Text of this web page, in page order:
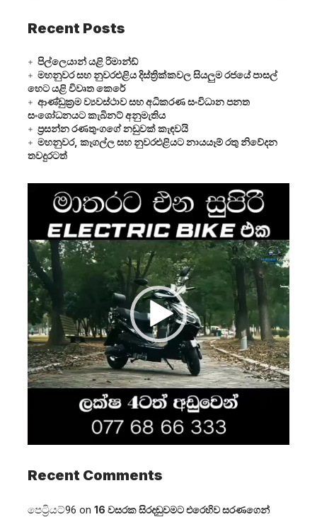
Recent Posts
පිල්ලෙයාන් යළි රිමාන්ඩ්
මහනුවර සහ නුවරඑළිය දිස්ත්‍රික්කවල සියලුම රජයේ පාසල්
හෙට යළි විවෘත කෙරේ
ආණ්ඩුක්‍රම ව්‍යවස්ථාව සහ අධිකරණ සංවිධාන පනත
සංශෝධනයට කැබිනට් අනුමැතිය
ප්‍රසන්න රණතුංගගේ නඩුවක් කැඳවයි
මහනුවර, කෑගල්ල සහ නුවරඑළියට නායයෑම් රතු නිවේදන
තවදුරටත්
Player
Recent Comments
පෙට්‍රියට්96 on 16 වසරක සිරදඬුවමට එරෙහිව සරණගෙන්